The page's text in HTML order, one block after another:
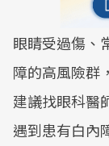
眼睛受過傷、
障的高風險群
建議找眼科醫
遇到患有白內